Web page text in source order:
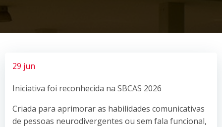
29 jun
Iniciativa foi reconhecida na SBCAS 2026
Criada para aprimorar as habilidades comunicativas
de pessoas neurodivergentes ou sem fala funcional,